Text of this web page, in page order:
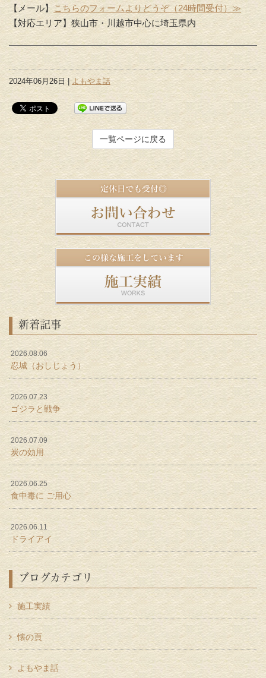
【メール】 こちらのフォームよりどうぞ（24時間受付）≫
【対応エリア】狭山市・川越市中心に埼玉県内
2024年06月26日 |よもやま話
一覧ページに戻る
新着記事
2026.08.06
忍城（おしじょう）
2026.07.23
ゴジラと戦争
2026.07.09
炭の効用
2026.06.25
食中毒に ご用心
2026.06.11
ドライアイ
ブログカテゴリ
施工実績
懐の頁
よもやま話